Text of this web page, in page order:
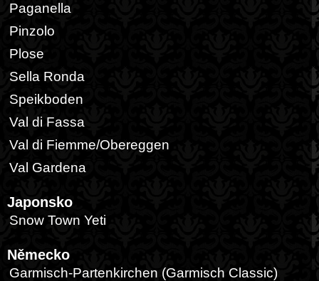
Paganella
Pinzolo
Plose
Sella Ronda
Speikboden
Val di Fassa
Val di Fiemme/Obereggen
Val Gardena
Japonsko
Snow Town Yeti
Německo
Garmisch-Partenkirchen (Garmisch Classic)